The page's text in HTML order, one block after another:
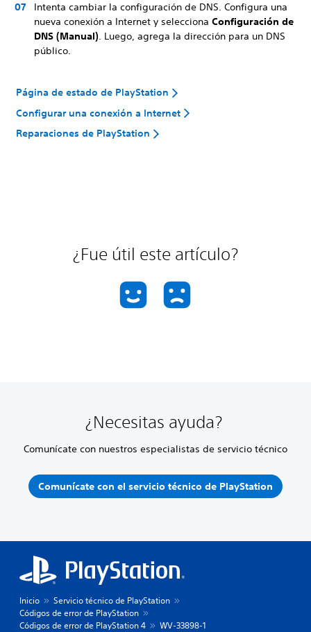
Intenta cambiar la configuración de DNS. Configura una
nueva conexión a Internet y selecciona Configuración de
DNS (Manual). Luego, agrega la dirección para un DNS
público.
Página de estado de PlayStation
Configurar una conexión a Internet
Reparaciones de PlayStation
¿Fue útil este artículo?
¿Necesitas ayuda?
Comunícate con nuestros especialistas de servicio técnico
Comunícate con el servicio técnico de PlayStation
Inicio
Servicio técnico de PlayStation
Códigos de error de PlayStation
Códigos de error de PlayStation 4
WV-33898-1